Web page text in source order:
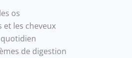
os
et les cheveux
de digestion